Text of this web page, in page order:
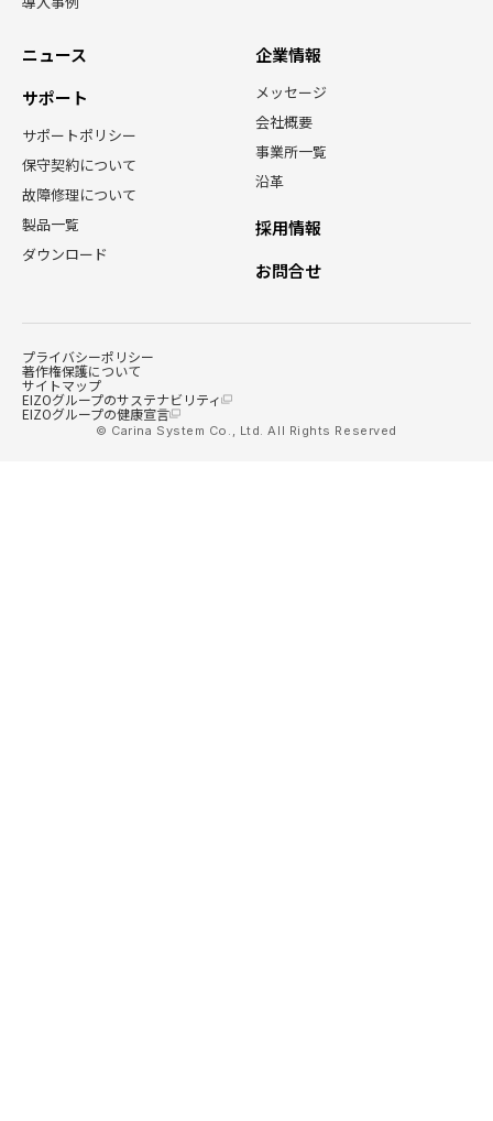
ニュース
サポート
サポートポリシー
保守契約について
故障修理について
製品一覧
ダウンロード
企業情報
メッセージ
会社概要
事業所一覧
沿革
採用情報
お問合せ
プライバシーポリシー
著作権保護について
サイトマップ
EIZOグループのサステナビリティ
EIZOグループの健康宣言
© Carina System Co., Ltd. All Rights Reserved